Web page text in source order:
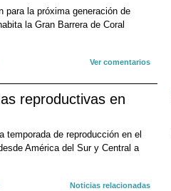
para la próxima generación de
la Gran Barrera de Coral
Ver comentarios
reproductivas en
temporada de reproducción en el
América del Sur y Central a
Noticias relacionadas